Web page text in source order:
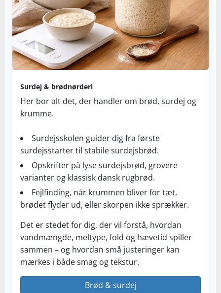
Surdej & brødnørderi
Her bor alt det, der handler om brød, surdej og
krumme.
Surdejsskolen guider dig fra første
surdejsstarter til stabile surdejsbrød.
Opskrifter på lyse surdejsbrød, grovere
varianter og klassisk dansk rugbrød.
Fejlfinding, når krummen bliver for tæt,
brødet flyder ud, eller skorpen ikke sprækker.
Det er stedet for dig, der vil forstå, hvordan
vandmængde, meltype, fold og hævetid spiller
sammen – og hvordan små justeringer kan
mærkes i både smag og tekstur.
Brød & surdej